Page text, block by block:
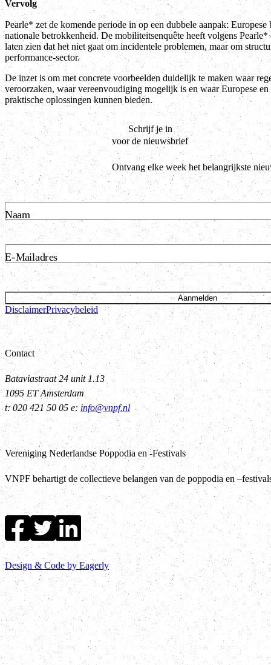
Vervolg
Pearle* zet de komende periode in op een dubbele aanpak: Europese
nationale betrokkenheid. De mobiliteitsenquête heeft volgens Pearle*
laten zien dat het niet gaat om incidentele problemen, maar om
performance-sector.
De inzet is om met concrete voorbeelden duidelijk te maken waar
veroorzaken, waar vereenvoudiging mogelijk is en waar Europese
praktische oplossingen kunnen bieden.
Schrijf je in
voor de nieuwsbrief
Ontvang elke week het belangrijkste
Naam
E-Mailadres
Aanmelden
DisclaimerPrivacybeleid
Contact
Bataviastraat 24 unit 1.13
1095 ET Amsterdam
t: 020 421 50 05 e: info@vnpf.nl
Vereniging Nederlandse Poppodia en -Festivals
VNPF behartigt de collectieve belangen van de poppodia en
Design & Code by Eagerly